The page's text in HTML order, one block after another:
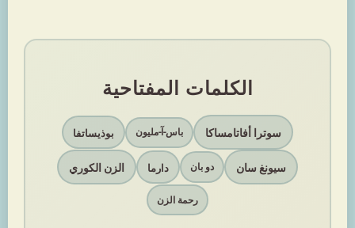
الكلمات المفتاحية
سوترا أفاتامساكا باس-آ-مليون بوذيساتفا
سيونغ سان دو بان دارما الزن الكوري
رحمة الزن